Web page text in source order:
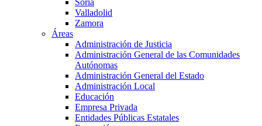
Soria
Valladolid
Zamora
Áreas
Administración de Justicia
Administración General de las Comunidades
Autónomas
Administración General del Estado
Administración Local
Educación
Empresa Privada
Entidades Públicas Estatales